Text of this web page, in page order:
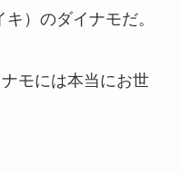
）のダイナモだ。
モには本当にお世